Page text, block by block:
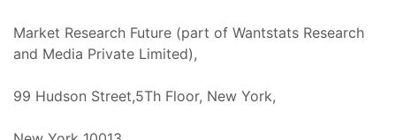
Market Research Future (part of Wantstats Research
and Media Private Limited),
99 Hudson Street,5Th Floor, New York,